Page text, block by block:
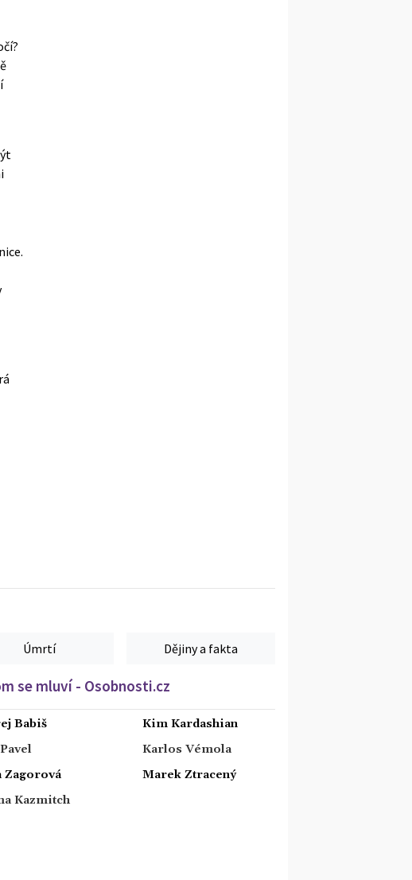
Úmrtí Dějiny a fakta
se mluví - Osobnosti.cz
Babiš
Zagorová
Kazmitch
Kim Kardashian
Karlos Vémola
Marek Ztracený